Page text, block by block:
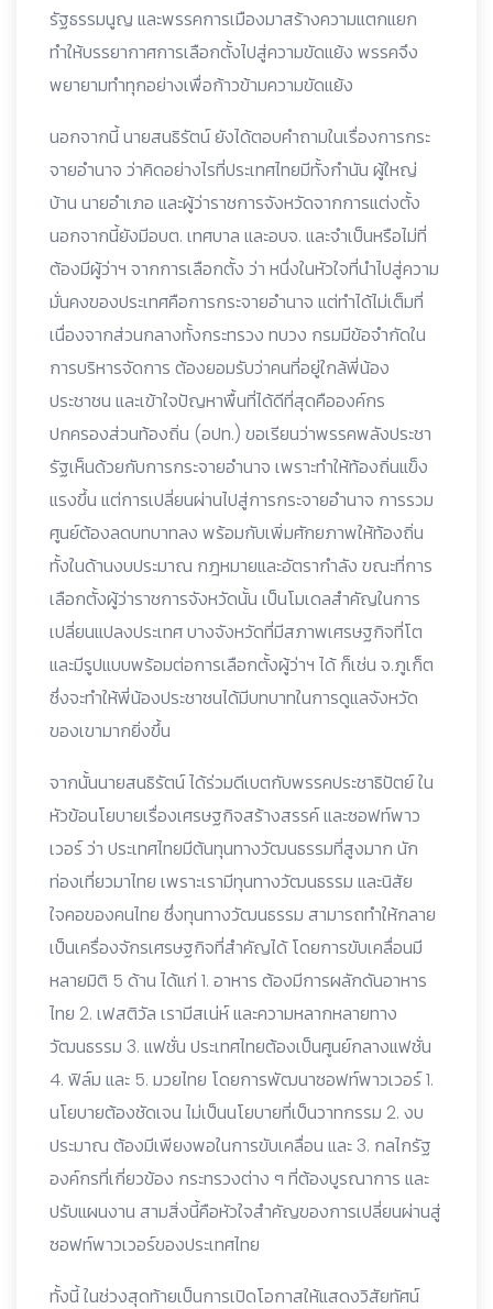
รัฐธรรมนูญ และพรรคการเมืองมาสร้างความแตกแยก
ทำให้บรรยากาศการเลือกตั้งไปสู่ความขัดแย้ง พรรคจึง
พยายามทำทุกอย่างเพื่อก้าวข้ามความขัดแย้ง
นอกจากนี้ นายสนธิรัตน์ ยังได้ตอบคำถามในเรื่องการกระ
จายอำนาจ ว่าคิดอย่างไรที่ประเทศไทยมีทั้งกำนัน ผู้ใหญ่
บ้าน นายอำเภอ และผู้ว่าราชการจังหวัดจากการแต่งตั้ง
นอกจากนี้ยังมีอบต. เทศบาล และอบจ. และจำเป็นหรือไม่ที่
ต้องมีผู้ว่าฯ จากการเลือกตั้ง ว่า หนึ่งในหัวใจที่นำไปสู่ความ
มั่นคงของประเทศคือการกระจายอำนาจ แต่ทำได้ไม่เต็มที่
เนื่องจากส่วนกลางทั้งกระทรวง ทบวง กรมมีข้อจำกัดใน
การบริหารจัดการ ต้องยอมรับว่าคนที่อยู่ใกล้พี่น้อง
ประชาชน และเข้าใจปัญหาพื้นที่ได้ดีที่สุดคือองค์กร
ปกครองส่วนท้องถิ่น (อปท.) ขอเรียนว่าพรรคพลังประชา
รัฐเห็นด้วยกับการกระจายอำนาจ เพราะทำให้ท้องถิ่นแข็ง
แรงขึ้น แต่การเปลี่ยนผ่านไปสู่การกระจายอำนาจ การรวม
ศูนย์ต้องลดบทบาทลง พร้อมกับเพิ่มศักยภาพให้ท้องถิ่น
ทั้งในด้านงบประมาณ กฎหมายและอัตรากำลัง ขณะที่การ
เลือกตั้งผู้ว่าราชการจังหวัดนั้น เป็นโมเดลสำคัญในการ
เปลี่ยนแปลงประเทศ บางจังหวัดที่มีสภาพเศรษฐกิจที่โต
และมีรูปแบบพร้อมต่อการเลือกตั้งผู้ว่าฯ ได้ ก็เช่น จ.ภูเก็ต
ซึ่งจะทำให้พี่น้องประชาชนได้มีบทบาทในการดูแลจังหวัด
ของเขามากยิ่งขึ้น
จากนั้นนายสนธิรัตน์ ได้ร่วมดีเบตกับพรรคประชาธิปัตย์ ใน
หัวข้อนโยบายเรื่องเศรษฐกิจสร้างสรรค์ และซอฟท์พาว
เวอร์ ว่า ประเทศไทยมีต้นทุนทางวัฒนธรรมที่สูงมาก นัก
ท่องเที่ยวมาไทย เพราะเรามีทุนทางวัฒนธรรม และนิสัย
ใจคอของคนไทย ซึ่งทุนทางวัฒนธรรม สามารถทำให้กลาย
เป็นเครื่องจักรเศรษฐกิจที่สำคัญได้ โดยการขับเคลื่อนมี
หลายมิติ 5 ด้าน ได้แก่ 1. อาหาร ต้องมีการผลักดันอาหาร
ไทย 2. เฟสติวัล เรามีสเน่ห์ และความหลากหลายทาง
วัฒนธรรม 3. แฟชั่น ประเทศไทยต้องเป็นศูนย์กลางแฟชั่น
4. ฟิล์ม และ 5. มวยไทย โดยการพัฒนาซอฟท์พาวเวอร์ 1.
นโยบายต้องชัดเจน ไม่เป็นนโยบายที่เป็นวาทกรรม 2. งบ
ประมาณ ต้องมีเพียงพอในการขับเคลื่อน และ 3. กลไกรัฐ
องค์กรที่เกี่ยวข้อง กระทรวงต่าง ๆ ที่ต้องบูรณาการ และ
ปรับแผนงาน สามสิ่งนี้คือหัวใจสำคัญของการเปลี่ยนผ่านสู่
ซอฟท์พาวเวอร์ของประเทศไทย
ทั้งนี้ ในช่วงสุดท้ายเป็นการเปิดโอกาสให้แสดงวิสัยทัศน์